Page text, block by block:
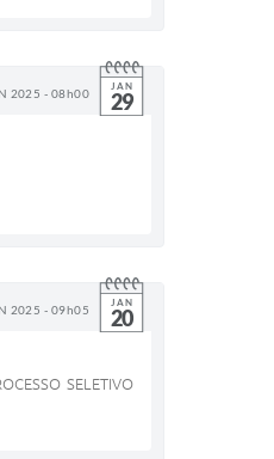
2025 - 08h00 JAN
29
2025 - 09h05 JAN
20
SELETIVO